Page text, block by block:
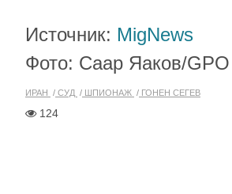
Источник: MigNews
Фото: Саар Яаков/GPO
ИРАН СУД ШПИОНАЖ ГОНЕН СЕГЕВ
124